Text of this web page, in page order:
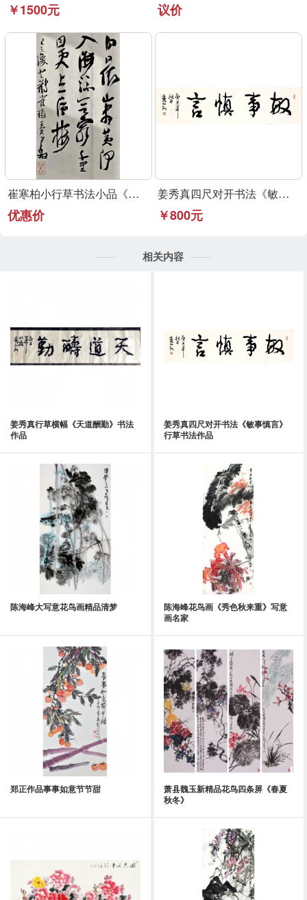
￥1500元 议价
崔寒柏小行草书法小品《登鹳雀楼》可定制
优惠价
姜秀真四尺对开书法《敏事慎言》行草书法作品
￥800元
相关内容
姜秀真行草横幅《天道酬勤》书法
作品
姜秀真四尺对开书法《敏事慎言》
行草书法作品
陈海峰大写意花鸟画精品清梦
陈海峰花鸟画《秀色秋来重》写意
画名家
郑正作品事事如意节节甜
萧县魏玉新精品花鸟四条屏《春夏
秋冬》